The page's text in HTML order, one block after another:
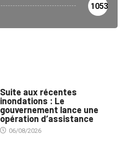
1053
Suite aux récentes
inondations : Le
gouvernement lance une
opération d’assistance
06/08/2026